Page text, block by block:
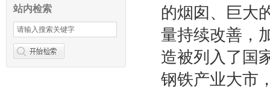
站内检索
的烟囱、巨大
量持续改善，
造被列入了国
钢铁产业大市